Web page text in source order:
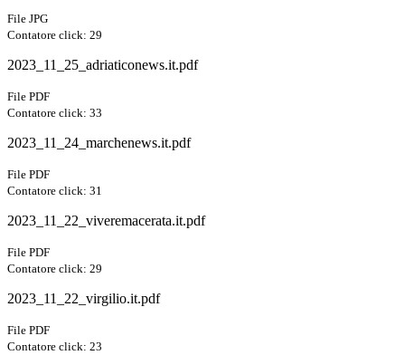
File JPG
Contatore click: 29
2023_11_25_adriaticonews.it.pdf
File PDF
Contatore click: 33
2023_11_24_marchenews.it.pdf
File PDF
Contatore click: 31
2023_11_22_viveremacerata.it.pdf
File PDF
Contatore click: 29
2023_11_22_virgilio.it.pdf
File PDF
Contatore click: 23